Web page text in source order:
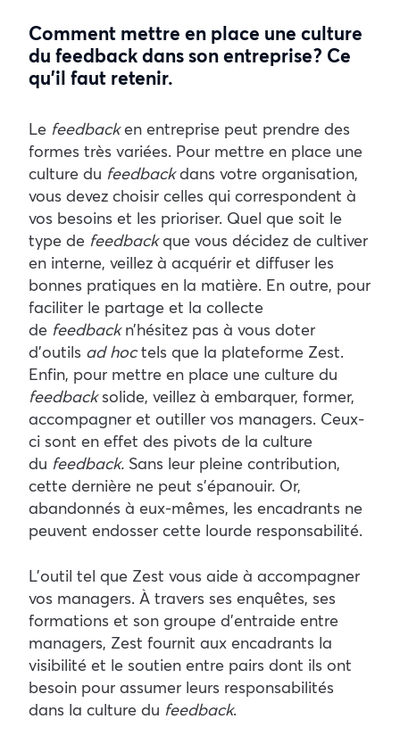
Comment mettre en place une culture
du feedback dans son entreprise ? Ce
qu’il faut retenir.
Le feedbacken entreprise peut prendre des
formes très variées. Pour mettre en place une
culture du feedbackdans votre organisation,
vous devez choisir celles qui correspondent à
vos besoins et les prioriser. Quel que soit le
type de feedbackque vous décidez de cultiver
en interne, veillez à acquérir et diffuser les
bonnes pratiques en la matière. En outre, pour
faciliter le partage et la collecte
de feedbackn’hésitez pas à vous doter
d’outils ad hoctels que la plateforme Zest.
Enfin, pour mettre en place une culture du
feedbacksolide, veillez à embarquer, former,
accompagner et outiller vos managers. Ceux-
ci sont en effet des pivots de la culture
du feedback. Sans leur pleine contribution,
cette dernière ne peut s’épanouir. Or,
abandonnés à eux-mêmes, les encadrants ne
peuvent endosser cette lourde responsabilité.
L’outil tel que Zest vous aide à accompagner
vos managers. À travers ses enquêtes, ses
formations et son groupe d’entraide entre
managers, Zest fournit aux encadrants la
visibilité et le soutien entre pairs dont ils ont
besoin pour assumer leurs responsabilités
dans la culture du feedback.